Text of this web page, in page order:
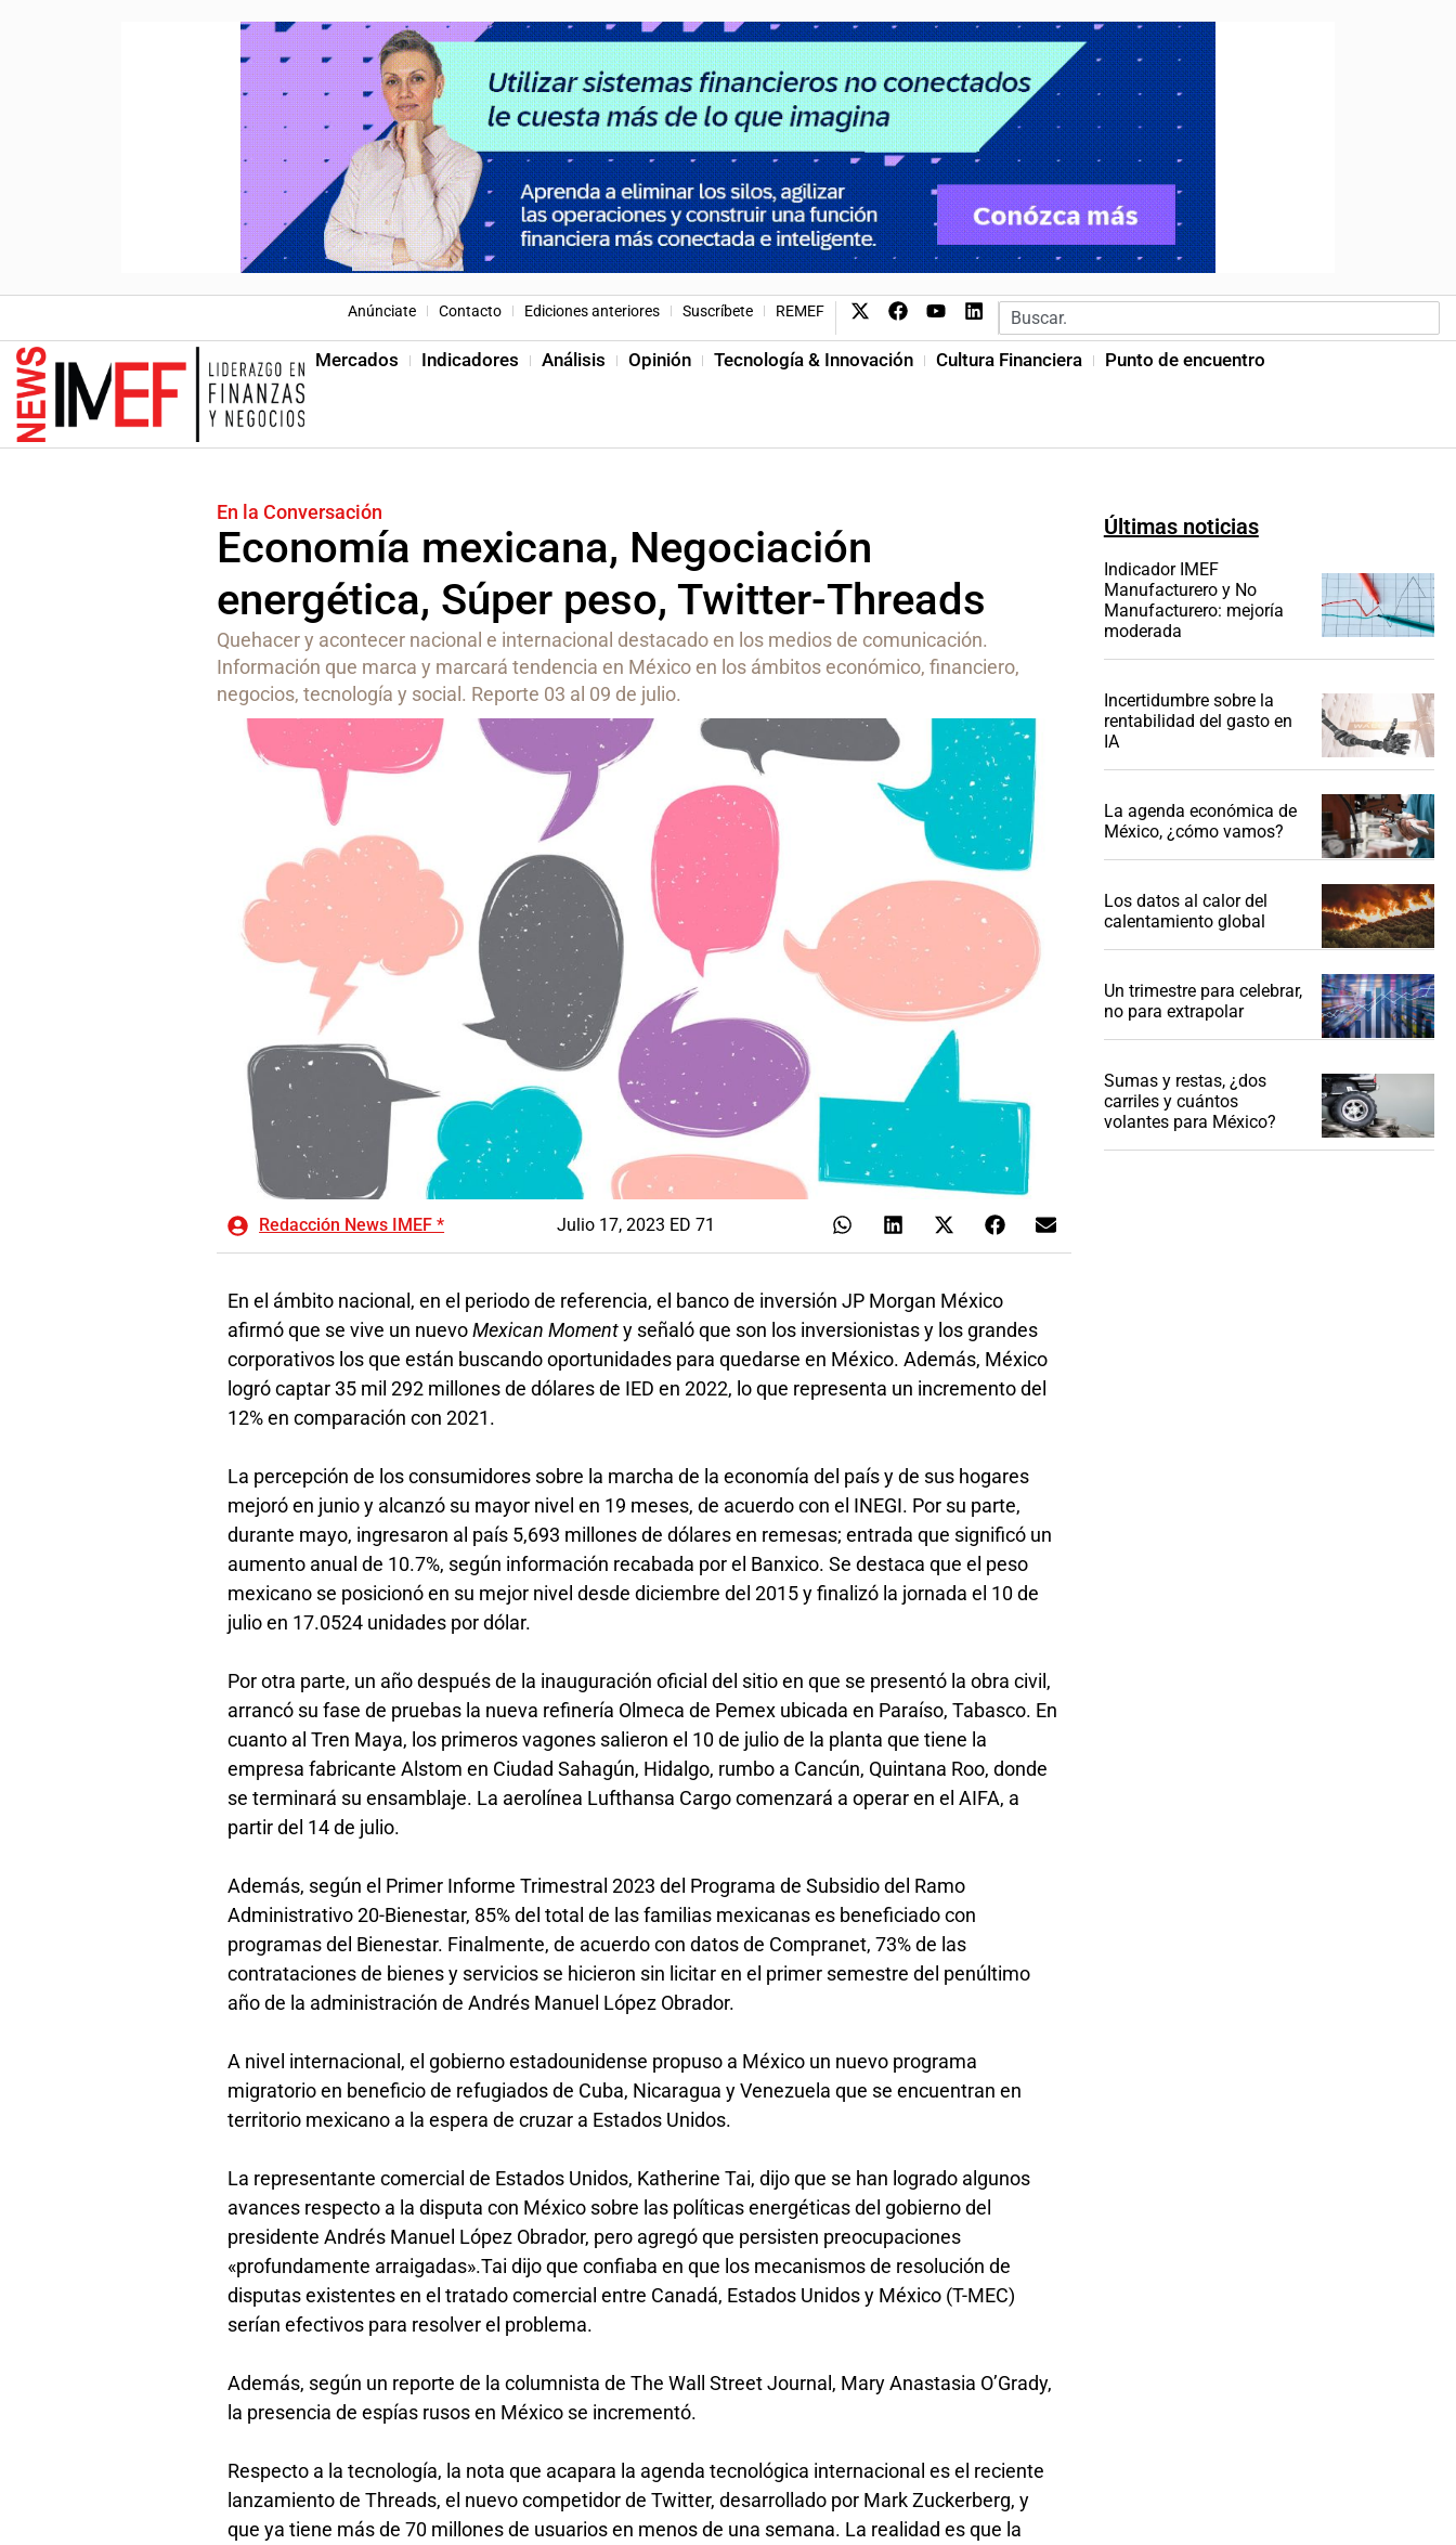
Anúnciate Contacto Ediciones anteriores Suscríbete REMEF
Mercados Indicadores Análisis Opinión Tecnología & Innovación Cultura Financiera Punto de encuentro
En la Conversación
Economía mexicana, Negociación
energética, Súper peso, Twitter-Threads
Quehacer y acontecer nacional e internacional destacado en los medios de comunicación.
Información que marca y marcará tendencia en México en los ámbitos económico, financiero,
negocios, tecnología y social. Reporte 03 al 09 de julio.
Redacción News IMEF * Julio 17, 2023 ED 71
En el ámbito nacional, en el periodo de referencia, el banco de inversión JP Morgan México
afirmó que se vive un nuevoMexican Momenty señaló que son los inversionistas y los grandes
corporativos los que están buscando oportunidades para quedarse en México. Además, México
logró captar 35 mil 292 millones de dólares de IED en 2022, lo que representa un incremento del
12% en comparación con 2021.
La percepción de los consumidores sobre la marcha de la economía del país y de sus hogares
mejoró en junio y alcanzó su mayor nivel en 19 meses, de acuerdo con el INEGI. Por su parte,
durante mayo, ingresaron al país 5,693 millones de dólares en remesas; entrada que significó un
aumento anual de 10.7%, según información recabada por el Banxico. Se destaca que el peso
mexicano se posicionó en su mejor nivel desde diciembre del 2015 y finalizó la jornada el 10 de
julio en 17.0524 unidades por dólar.
Por otra parte, un año después de la inauguración oficial del sitio en que se presentó la obra civil,
arrancó su fase de pruebas la nueva refinería Olmeca de Pemex ubicada en Paraíso, Tabasco. En
cuanto al Tren Maya, los primeros vagones salieron el 10 de julio de la planta que tiene la
empresa fabricante Alstom en Ciudad Sahagún, Hidalgo, rumbo a Cancún, Quintana Roo, donde
se terminará su ensamblaje. La aerolínea Lufthansa Cargo comenzará a operar en el AIFA, a
partir del 14 de julio.
Además, según el Primer Informe Trimestral 2023 del Programa de Subsidio del Ramo
Administrativo 20-Bienestar, 85% del total de las familias mexicanas es beneficiado con
programas del Bienestar. Finalmente, de acuerdo con datos de Compranet, 73% de las
contrataciones de bienes y servicios se hicieron sin licitar en el primer semestre del penúltimo
año de la administración de Andrés Manuel López Obrador.
A nivel internacional, el gobierno estadounidense propuso a México un nuevo programa
migratorio en beneficio de refugiados de Cuba, Nicaragua y Venezuela que se encuentran en
territorio mexicano a la espera de cruzar a Estados Unidos.
La representante comercial de Estados Unidos, Katherine Tai, dijo que se han logrado algunos
avances respecto a la disputa con México sobre las políticas energéticas del gobierno del
presidente Andrés Manuel López Obrador, pero agregó que persisten preocupaciones
«profundamente arraigadas».Tai dijo que confiaba en que los mecanismos de resolución de
disputas existentes en el tratado comercial entre Canadá, Estados Unidos y México (T-MEC)
serían efectivos para resolver el problema.
Además, según un reporte de la columnista de The Wall Street Journal, Mary Anastasia O’Grady,
la presencia de espías rusos en México se incrementó.
Respecto a la tecnología, la nota que acapara la agenda tecnológica internacional es el reciente
lanzamiento de Threads, el nuevo competidor de Twitter, desarrollado por Mark Zuckerberg, y
que ya tiene más de 70 millones de usuarios en menos de una semana. La realidad es que la
Últimas noticias
Indicador IMEF
Manufacturero y No
Manufacturero: mejoría
moderada
Incertidumbre sobre la
rentabilidad del gasto en
IA
La agenda económica de
México, ¿cómo vamos?
Los datos al calor del
calentamiento global
Un trimestre para celebrar,
no para extrapolar
Sumas y restas, ¿dos
carriles y cuántos
volantes para México?